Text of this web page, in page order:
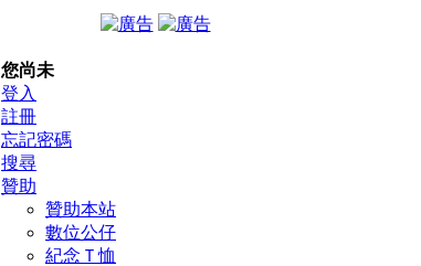
您尚未
登入
註冊
忘記密碼
搜尋
贊助
贊助本站
數位公仔
紀念Ｔ恤